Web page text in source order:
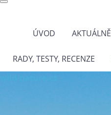
ÚVOD AKTUÁLNĚ
RADY, TESTY, RECENZE